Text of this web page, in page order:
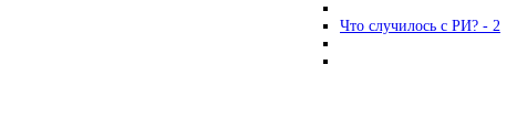
Что случилось с РИ? - 2